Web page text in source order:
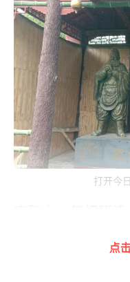
打开今
从很多的文字记
据。 我们首先看点